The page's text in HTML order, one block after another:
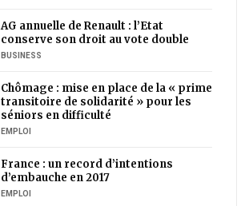
AG annuelle de Renault : l’Etat
conserve son droit au vote double
BUSINESS
Chômage : mise en place de la « prime
transitoire de solidarité » pour les
séniors en difficulté
EMPLOI
France : un record d’intentions
d’embauche en 2017
EMPLOI